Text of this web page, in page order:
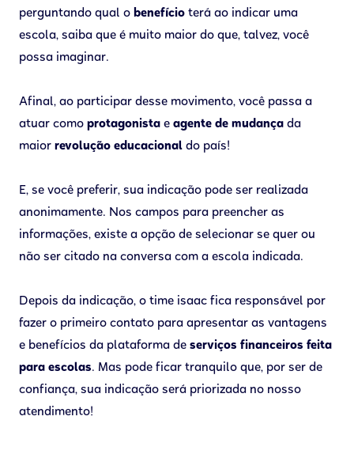
perguntando qual o benefício terá ao indicar uma
escola, saiba que é muito maior do que, talvez, você
possa imaginar.
Afinal, ao participar desse movimento, você passa a
atuar como protagonista e agente de mudança da
maior revolução educacional do país!
E, se você preferir, sua indicação pode ser realizada
anonimamente. Nos campos para preencher as
informações, existe a opção de selecionar se quer ou
não ser citado na conversa com a escola indicada.
Depois da indicação, o time isaac fica responsável por
fazer o primeiro contato para apresentar as vantagens
e benefícios da plataforma de serviços financeiros feita
para escolas. Mas pode ficar tranquilo que, por ser de
confiança, sua indicação será priorizada no nosso
atendimento!